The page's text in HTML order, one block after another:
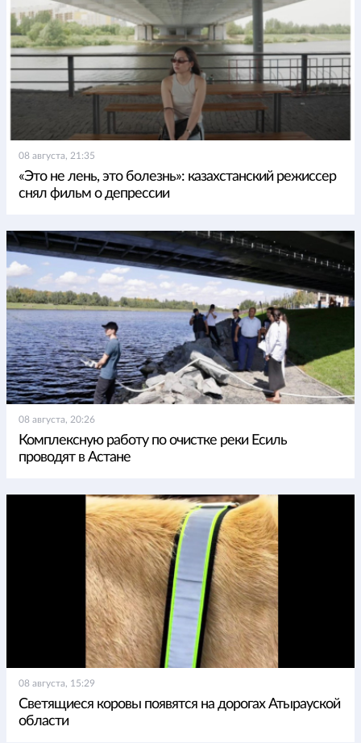
08 августа, 21:35
«Это не лень, это болезнь»: казахстанский режиссер
снял фильм о депрессии
08 августа, 20:26
Комплексную работу по очистке реки Есиль
проводят в Астане
08 августа, 15:29
Светящиеся коровы появятся на дорогах Атырауской
области